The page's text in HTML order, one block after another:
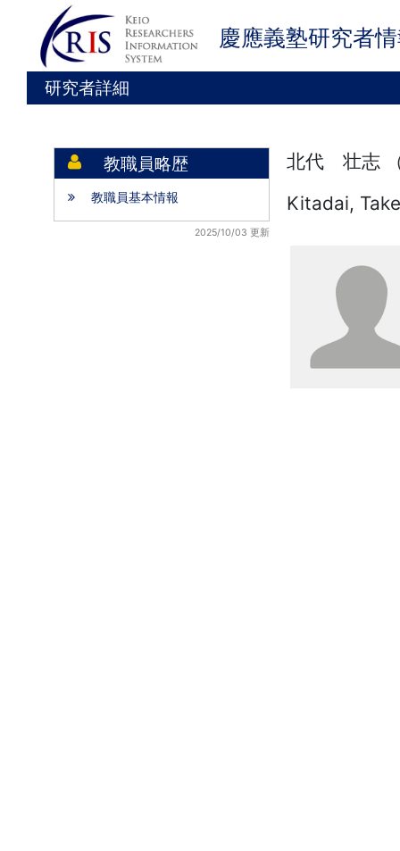
慶應義塾研究者
研究者詳細
教職員略歴
教職員基本情報
2025/10/03 更新
北代 壮志
Kitadai,